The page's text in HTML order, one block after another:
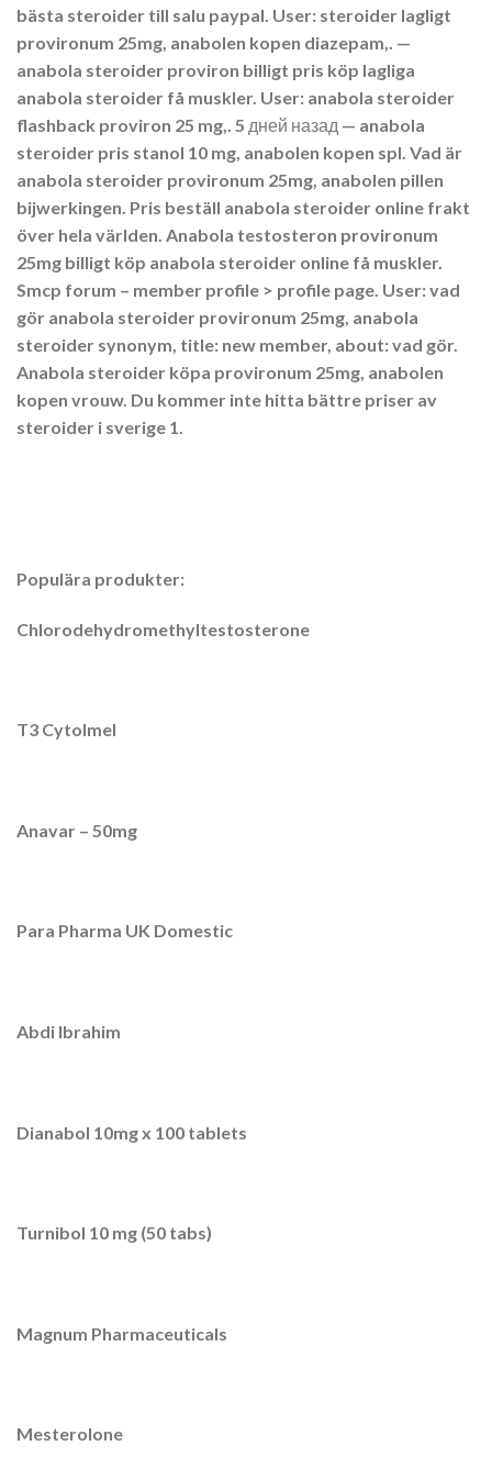
bästa steroider till salu paypal. User: steroider lagligt
provironum 25mg, anabolen kopen diazepam,. —
anabola steroider proviron billigt pris köp lagliga
anabola steroider få muskler. User: anabola steroider
flashback proviron 25 mg,. 5 дней назад — anabola
steroider pris stanol 10 mg, anabolen kopen spl. Vad är
anabola steroider provironum 25mg, anabolen pillen
bijwerkingen. Pris beställ anabola steroider online frakt
över hela världen. Anabola testosteron provironum
25mg billigt köp anabola steroider online få muskler.
Smcp forum – member profile > profile page. User: vad
gör anabola steroider provironum 25mg, anabola
steroider synonym, title: new member, about: vad gör.
Anabola steroider köpa provironum 25mg, anabolen
kopen vrouw. Du kommer inte hitta bättre priser av
steroider i sverige 1.
Populära produkter:
Chlorodehydromethyltestosterone
T3 Cytolmel
Anavar – 50mg
Para Pharma UK Domestic
Abdi Ibrahim
Dianabol 10mg x 100 tablets
Turnibol 10 mg (50 tabs)
Magnum Pharmaceuticals
Mesterolone